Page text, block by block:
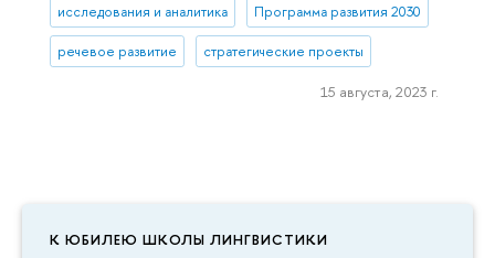
К ЮБИЛЕЮ ШКОЛЫ ЛИНГВИСТИКИ
исследования и аналитика Программа развития 2030
речевое развитие стратегические проекты
15 августа, 2023 г.